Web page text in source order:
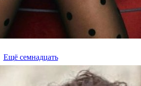
Ещё семнадцать